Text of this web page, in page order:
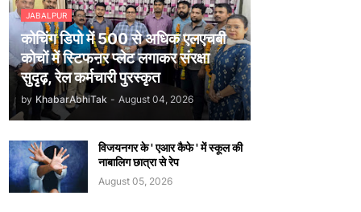
JABALPUR
कोचिंग डिपो में 500 से अधिक एलएचबी
कोचों में स्टिफऩर प्लेट लगाकर संरक्षा
सुदृढ़, रेल कर्मचारी पुरस्कृत
by KhabarAbhiTak - August 04, 2026
विजयनगर के ' एआर कैफे ' में स्कूल की
नाबालिग छात्रा से रेप
August 05, 2026